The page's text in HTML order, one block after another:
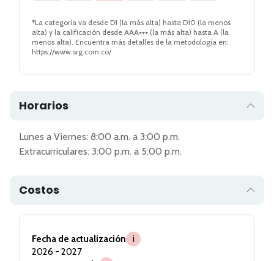
*La categoría va desde D1 (la más alta) hasta D10 (la menos
alta) y la calificación desde AAA+++ (la más alta) hasta A (la
menos alta). Encuentra más detalles de la metodología en:
https://www.srg.com.co/
Horarios
Lunes a Viernes: 8:00 a.m. a 3:00 p.m.
Costos
Fecha de actualización
i
2026 - 2027